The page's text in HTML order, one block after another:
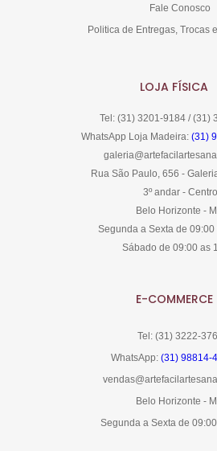
Fale Conosco
Politica de Entregas, Trocas
LOJA FÍSICA
Tel: (31) 3201-9184 / (31)
WhatsApp Loja Madeira: (31)
Rua São Paulo, 656 -
3º andar - Centro
Belo Horizonte -
Segunda a Sexta de 09:00
Sábado de 09:00 as
E-COMMERCE
Tel: (31) 3222-
WhatsApp: (31) 98814-
Belo Horizonte -
Segunda a Sexta de